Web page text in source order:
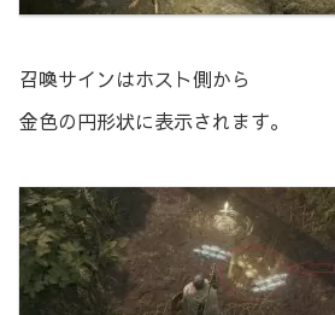
召喚サインはホスト側から
金色の円形状に表示されます。